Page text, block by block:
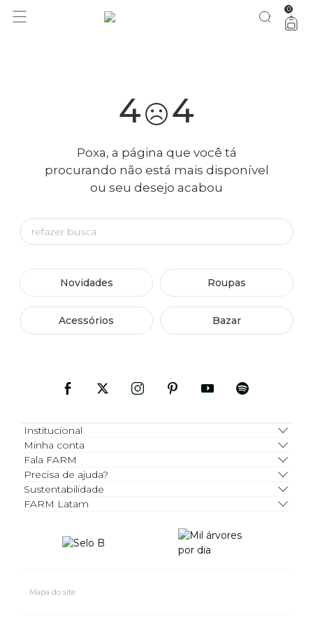
você merece 30% OFF pra comemorar com a gente aproveita! 0
4 4
Poxa, a página que você tá
procurando não está mais disponível
ou seu desejo acabou
Novidades Roupas
Acessórios Bazar
Institucional
Minha conta
Fala FARM
Precisa de ajuda?
Sustentabilidade
FARM Latam
Mapa do site